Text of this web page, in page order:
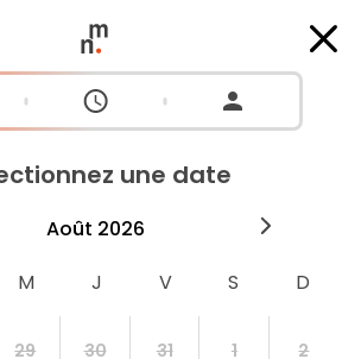
une date
août 2026
29 30 31 1 2